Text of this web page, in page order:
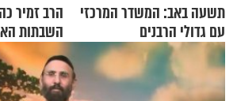
תשעה באב: המשדר המרכזי
עם גדולי הרבנים
הרב זמיר
השבתות